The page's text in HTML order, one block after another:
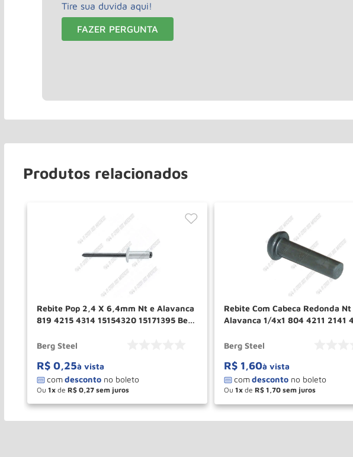
Tire sua duvida aqui!
FAZER PERGUNTA
Produtos relacionados
Rebite Pop 2,4 X 6,4mm Nt e Alavanca
819 4215 4314 15154320 15171395 Berg
Berg Steel
R$ 0,25à vista
Ou 1 de R$ 0,27
＋
－ COMPRAR
Rebite Com Cabeca Redonda Nt
Alavanca 1/4x1 804 4211 2141
Berg Steel
R$ 1,60à vista
Ou 1 de R$ 1,70
＋
－